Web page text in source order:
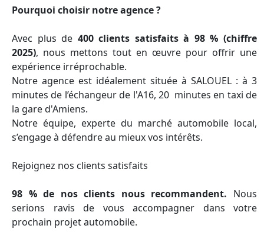
Pourquoi choisir notre agence ?
Avec plus de 400 clients satisfaits à 98 % (chiffre
2025), nous mettons tout en œuvre pour offrir une
expérience irréprochable.
Notre agence est idéalement située à SALOUEL : à 3
minutes de l’échangeur de l'A16, 20 minutes en taxi de
la gare d'Amiens.
Notre équipe, experte du marché automobile local,
s’engage à défendre au mieux vos intérêts.
Rejoignez nos clients satisfaits
98 % de nos clients nous recommandent. Nous
serions ravis de vous accompagner dans votre
prochain projet automobile.